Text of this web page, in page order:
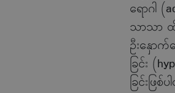
ရောဂါ
သာသာ ထိ
ဦးနှော
ခြင်း
ခြင်းဖြစ်